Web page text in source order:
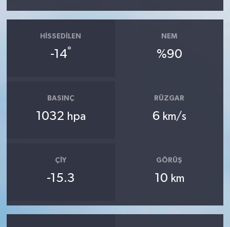
HISSEDILEN
-14°
NEM
%90
BASINÇ
1032 hpa
RÜZGAR
6 km/s
ÇIY
-15.3
GÖRÜŞ
10 km